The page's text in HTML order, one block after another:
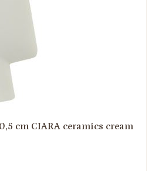
cm CIARA ceramics cream